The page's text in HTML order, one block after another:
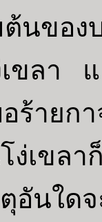
นของ
ขลา
ร้ายก
ลาก็เ
อันใด